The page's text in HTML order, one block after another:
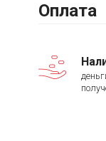
Оплата